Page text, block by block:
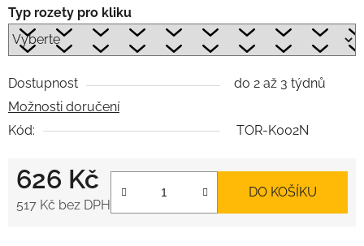
Typ rozety pro kliku
Dostupnost
do 2 až 3 týdnů
Možnosti doručení
Kód:
TOR-K002N
626 Kč
517 Kč bez DPH
DO KOŠÍKU